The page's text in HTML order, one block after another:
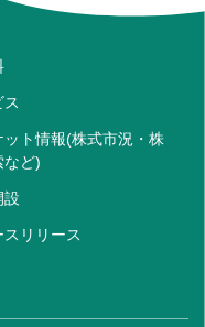
ット情報(株式市況・株
など)
設
スリリース